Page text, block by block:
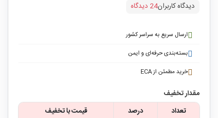
دیدگاه کاربران24 دیدگاه
ارسال سریع به سراسر کشور
بسته‌بندی حرفه‌ای و ایمن
خرید مطمئن از ECA
مقدار تخفیف
تعداد
درصد قیمت با تخفیف